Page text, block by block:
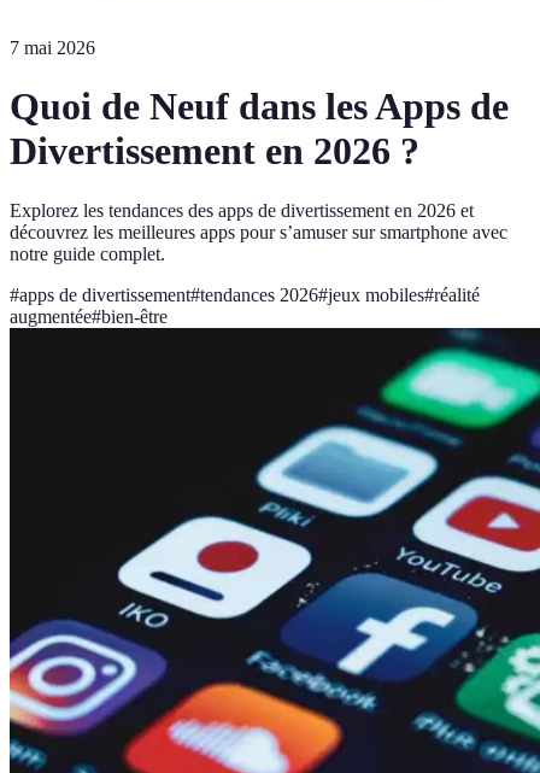
7 mai 2026
Quoi de Neuf dans les Apps de
Divertissement en 2026 ?
Explorez les tendances des apps de divertissement en 2026 et
découvrez les meilleures apps pour s’amuser sur smartphone avec
notre guide complet.
#apps de divertissement#tendances 2026#jeux mobiles#réalité
augmentée#bien-être